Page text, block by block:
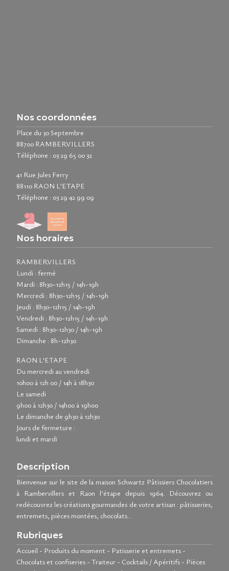
Nos coordonnées
Place du 30 Septembre
88700 RAMBERVILLERS
Téléphone : 03 29 65 00 32
41 Rue Jules Ferry
88110 RAON L’ETAPE
Téléphone : 03 29 42 99 09
Nos horaires
RAMBERVILLERS
Lundi : fermé
Mardi : 8h30-12h15 / 14h-19h
Mercredi : 8h30-12h15 / 14h-19h
Jeudi : 8h30-12h15 / 14h-19h
Vendredi : 8h30-12h15 / 14h-19h
Samedi : 8h30-12h30 / 14h-19h
Dimanche : 8h-12h30
RAON L'ETAPE
Du mercredi au vendredi
10h00 à 12h 00 / 14h à 18h30
Le samedi
9h00 à 12h30 / 14h00 à 19h00
Le dimanche de 9h30 à 12h30
Jours de fermeture :
lundi et mardi
Description
Bienvenue sur le site de la maison Schwartz Pâtissiers Chocolatiers
à Rambervillers et Raon l’étape depuis 1964. Découvrez ou
redécouvrez les créations gourmandes de votre artisan : pâtisseries,
entremets, pièces montées, chocolats…
Rubriques
Accueil - Produits du moment - Patisserie et entremets -
Chocolats et confiseries - Traiteur - Cocktails / Apéritifs - Pièces